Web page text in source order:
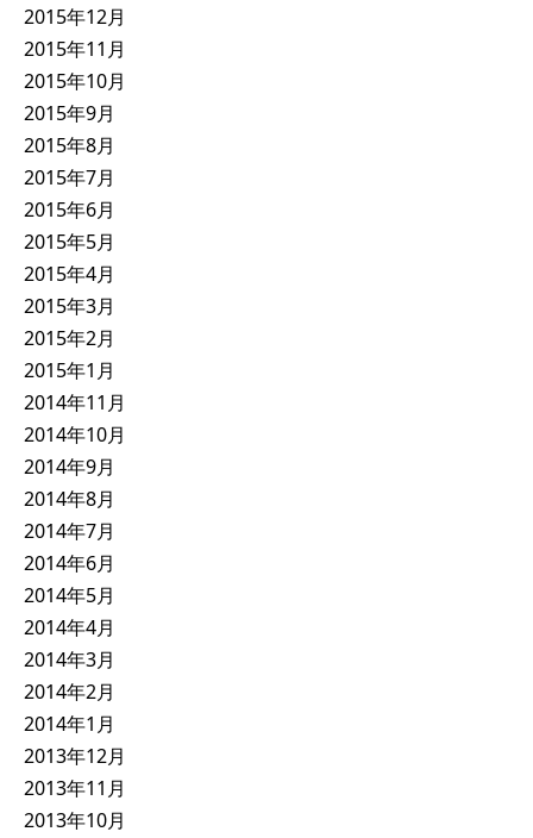
2015年12月
2015年11月
2015年10月
2015年9月
2015年8月
2015年7月
2015年6月
2015年5月
2015年4月
2015年3月
2015年2月
2015年1月
2014年11月
2014年10月
2014年9月
2014年8月
2014年7月
2014年6月
2014年5月
2014年4月
2014年3月
2014年2月
2014年1月
2013年12月
2013年11月
2013年10月